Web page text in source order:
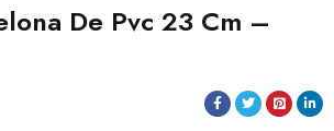
De Pvc 23 Cm –